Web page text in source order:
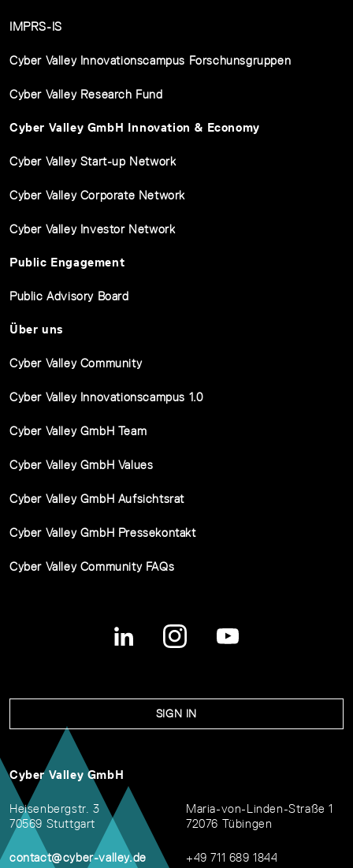
IMPRS-IS
Cyber Valley Innovationscampus Forschunsgruppen
Cyber Valley Research Fund
Cyber Valley GmbH Innovation & Economy
Cyber Valley Start-up Network
Cyber Valley Corporate Network
Cyber Valley Investor Network
Public Engagement
Public Advisory Board
Über uns
Cyber Valley Community
Cyber Valley Innovationscampus 1.0
Cyber Valley GmbH Team
Cyber Valley GmbH Values
Cyber Valley GmbH Aufsichtsrat
Cyber Valley GmbH Pressekontakt
Cyber Valley Community FAQs
SIGN IN
Cyber Valley GmbH
Heisenbergstr. 3
70569 Stuttgart
contact@cyber-valley.de
Maria-von-Linden-Straße 1
72076 Tübingen
+49 711 689 1844